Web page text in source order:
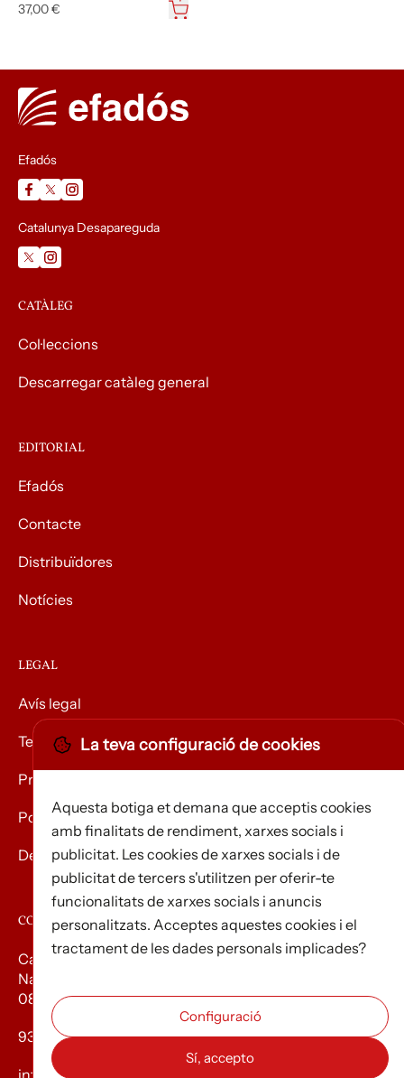
37,00 €
Efadós
Catalunya Desapareguda
CATÀLEG
Col·leccions
Descarregar catàleg general
EDITORIAL
Efadós
Contacte
Distribuïdores
Notícies
LEGAL
Avís legal
Termes i condicions
Privacitat
Política de Cookies
Devolució de mercaderies
CONTACTE
Carrer d’Edison, 3
Nau A. Polígon industrial Les Torrenteres
08754 El Papiol
93 673 12 12
La teva configuració de cookies
Aquesta botiga et demana que acceptis cookies
amb finalitats de rendiment, xarxes socials i
publicitat. Les cookies de xarxes socials i de
publicitat de tercers s'utilitzen per oferir-te
funcionalitats de xarxes socials i anuncis
personalitzats. Acceptes aquestes cookies i el
tractament de les dades personals implicades?